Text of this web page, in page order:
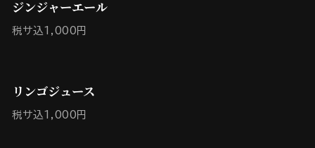
ジンジャーエール
税サ込1,000円
リンゴジュース
税サ込1,000円